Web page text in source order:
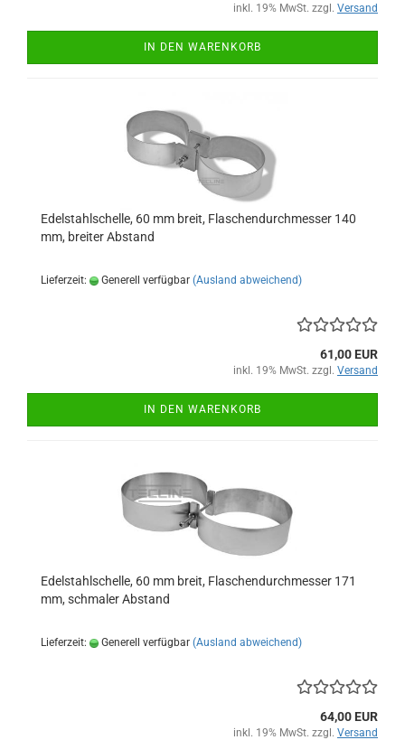
inkl. 19% MwSt. zzgl. Versand
IN DEN WARENKORB
Edelstahlschelle, 60 mm breit, Flaschendurchmesser 140
mm, breiter Abstand
Lieferzeit: Generell verfügbar (Ausland abweichend)
61,00 EUR
inkl. 19% MwSt. zzgl. Versand
IN DEN WARENKORB
Edelstahlschelle, 60 mm breit, Flaschendurchmesser 171
mm, schmaler Abstand
Lieferzeit: Generell verfügbar (Ausland abweichend)
64,00 EUR
inkl. 19% MwSt. zzgl. Versand